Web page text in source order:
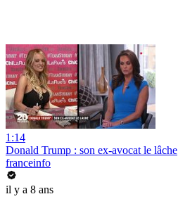
1:14
Donald Trump : son ex-avocat le lâche
franceinfo
il y a 8 ans